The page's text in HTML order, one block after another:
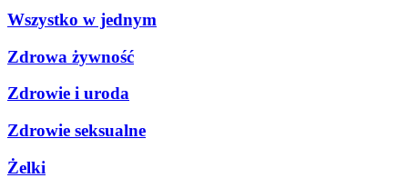
Wszystko w jednym
Zdrowa żywność
Zdrowie i uroda
Zdrowie seksualne
Żelki